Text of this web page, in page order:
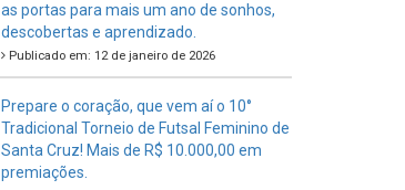
as portas para mais um ano de sonhos,
descobertas e aprendizado.
Publicado em: 12 de janeiro de 2026
Prepare o coração, que vem aí o 10°
Tradicional Torneio de Futsal Feminino de
Santa Cruz! Mais de R$ 10.000,00 em
premiações.